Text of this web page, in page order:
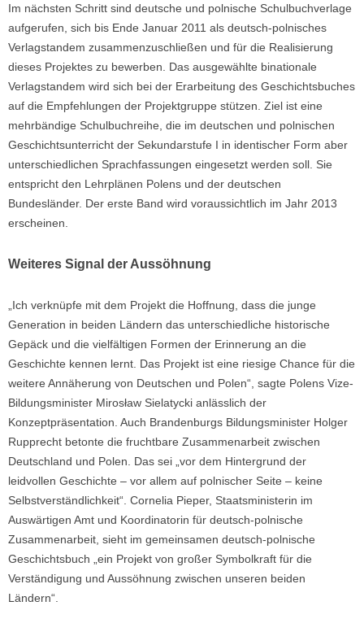
Im nächsten Schritt sind deutsche und polnische Schulbuchverlage
aufgerufen, sich bis Ende Januar 2011 als deutsch-polnisches
Verlagstandem zusammenzuschließen und für die Realisierung
dieses Projektes zu bewerben. Das ausgewählte binationale
Verlagstandem wird sich bei der Erarbeitung des Geschichtsbuches
auf die Empfehlungen der Projektgruppe stützen. Ziel ist eine
mehrbändige Schulbuchreihe, die im deutschen und polnischen
Geschichtsunterricht der Sekundarstufe I in identischer Form aber
unterschiedlichen Sprachfassungen eingesetzt werden soll. Sie
entspricht den Lehrplänen Polens und der deutschen
Bundesländer. Der erste Band wird voraussichtlich im Jahr 2013
erscheinen.
Weiteres Signal der Aussöhnung
„Ich verknüpfe mit dem Projekt die Hoffnung, dass die junge
Generation in beiden Ländern das unterschiedliche historische
Gepäck und die vielfältigen Formen der Erinnerung an die
Geschichte kennen lernt. Das Projekt ist eine riesige Chance für die
weitere Annäherung von Deutschen und Polen“, sagte Polens Vize-
Bildungsminister Mirosław Sielatycki anlässlich der
Konzeptpräsentation. Auch Brandenburgs Bildungsminister Holger
Rupprecht betonte die fruchtbare Zusammenarbeit zwischen
Deutschland und Polen. Das sei „vor dem Hintergrund der
leidvollen Geschichte – vor allem auf polnischer Seite – keine
Selbstverständlichkeit“. Cornelia Pieper, Staatsministerin im
Auswärtigen Amt und Koordinatorin für deutsch-polnische
Zusammenarbeit, sieht im gemeinsamen deutsch-polnische
Geschichtsbuch „ein Projekt von großer Symbolkraft für die
Verständigung und Aussöhnung zwischen unseren beiden
Ländern“.